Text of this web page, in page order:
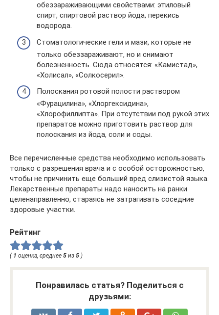
обеззараживающими свойствами: этиловый
спирт, спиртовой раствор йода, перекись
водорода.
Стоматологические гели и мази, которые не
только обеззараживают, но и снимают
болезненность. Сюда относятся: «Камистад»,
«Холисал», «Солкосерил».
Полоскания ротовой полости раствором
«Фурацилина», «Хлоргексидина»,
«Хлорофиллипта». При отсутствии под рукой этих
препаратов можно приготовить раствор для
полоскания из йода, соли и соды.
Все перечисленные средства необходимо использовать
только с разрешения врача и с особой осторожностью,
чтобы не причинить еще больший вред слизистой языка.
Лекарственные препараты надо наносить на ранки
целенаправленно, стараясь не затрагивать соседние
здоровые участки.
Рейтинг
( 1 оценка, среднее 5 из 5 )
Понравилась статья? Поделиться с
друзьями: